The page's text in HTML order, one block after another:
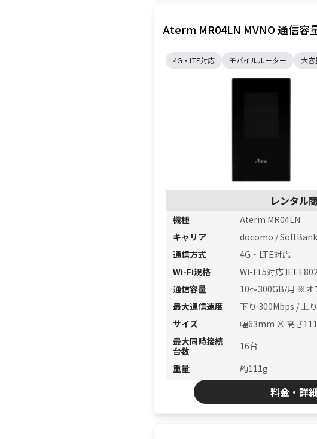
Aterm
4G・LTE対応 モバイルルーター
大
レンタル
機種
Aterm MR04LN
キャリア
docomo / SoftBank
通信方式
4G・LTE対応
Wi-Fi規格
Wi-Fi 5対応
通信容量
10〜300GB/月 ※オ
最大通信速度
下り 300Mbps / 上
サイズ
幅63mm × 高さ
最大同時接続
台数
16台
重量
約111g
料金・詳